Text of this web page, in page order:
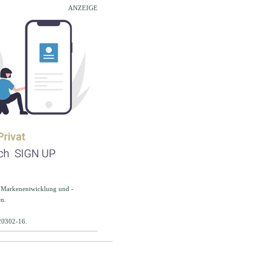
ANZEIGE
Markenentwicklung und -
16.